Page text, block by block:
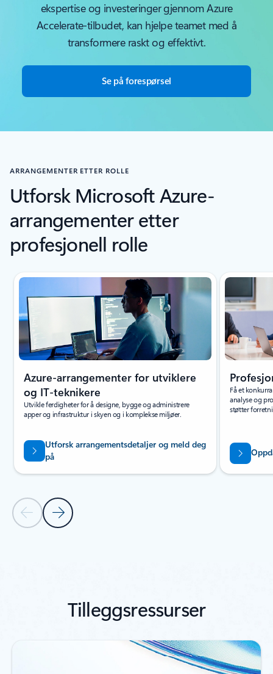
ekspertise og investeringer gjennom Azure
Accelerate-tilbudet, kan hjelpe teamet med å
transformere raskt og effektivt.
Se på forespørsel
ARRANGEMENTER ETTER ROLLE
Utforsk Microsoft Azure-
arrangementer etter
profesjonell rolle
Viser lysbilde 1 av 4
Forrige lysbildeNeste lysbilde
Azure-arrangementer for utviklere
og IT-teknikere
Utvikle ferdigheter for å designe, bygge og administrere
apper og infrastruktur i skyen og i komplekse miljøer.
Utforsk arrangementsdetaljer og meld deg
på
Få et
analyse og
støtter
Tilleggsressurser